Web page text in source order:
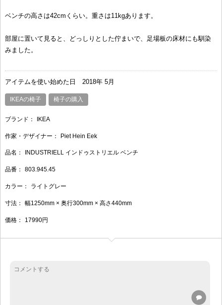
ベンチの高さは42cmくらい。重さは11kgあります。
部屋に置いて見ると、どっしりとした佇まいで、足場板の床材にも馴染
みました。
アイテムを使い始めた日 2018年 5月
IKEAの椅子 椅子の購入
ブランド： IKEA
作家・デザイナー： Piet Hein Eek
品名： INDUSTRIELL インドゥストリエル ベンチ
品番： 803.945.45
カラー： ライトグレー
寸法： 幅1250mm × 奥行300mm × 高さ440mm
価格： 17990円